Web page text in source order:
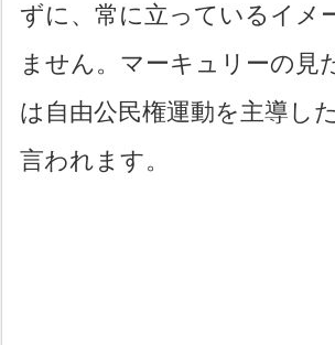
ずに、常に立っているイメ
ません。マーキュリーの見
は自由公民権運動を主導し
言われます。